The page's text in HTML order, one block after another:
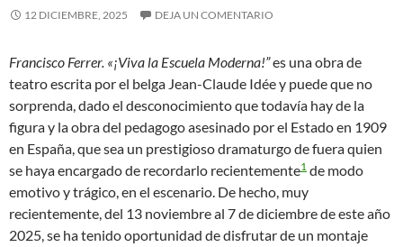
12 DICIEMBRE, 2025 DEJA UN COMENTARIO
Francisco Ferrer. «¡Viva la Escuela Moderna!”es una obra de
teatro escrita por el belga Jean-Claude Idée y puede que no
sorprenda, dado el desconocimiento que todavía hay de la
figura y la obra del pedagogo asesinado por el Estado en 1909
en España, que sea un prestigioso dramaturgo de fuera quien
se haya encargado de recordarlo recientemente1 de modo
emotivo y trágico, en el escenario. De hecho, muy
recientemente, del 13 noviembre al 7 de diciembre de este año
2025, se ha tenido oportunidad de disfrutar de un montaje